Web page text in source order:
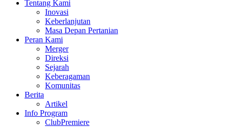
Tentang Kami
Inovasi
Keberlanjutan
Masa Depan Pertanian
Peran Kami
Merger
Direksi
Sejarah
Keberagaman
Komunitas
Berita
Artikel
Info Program
ClubPremiere